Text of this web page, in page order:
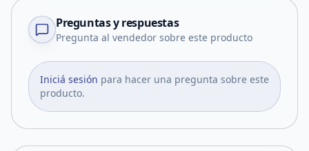
Preguntas y respuestas
Pregunta al vendedor sobre este producto
Iniciá sesión para hacer una pregunta sobre este
producto.